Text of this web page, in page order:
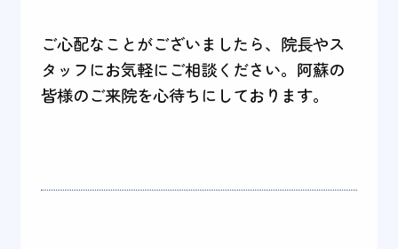
ご心配なことがございましたら、院長やス
タッフにお気軽にご相談ください。阿蘇の
皆様のご来院を心待ちにしております。